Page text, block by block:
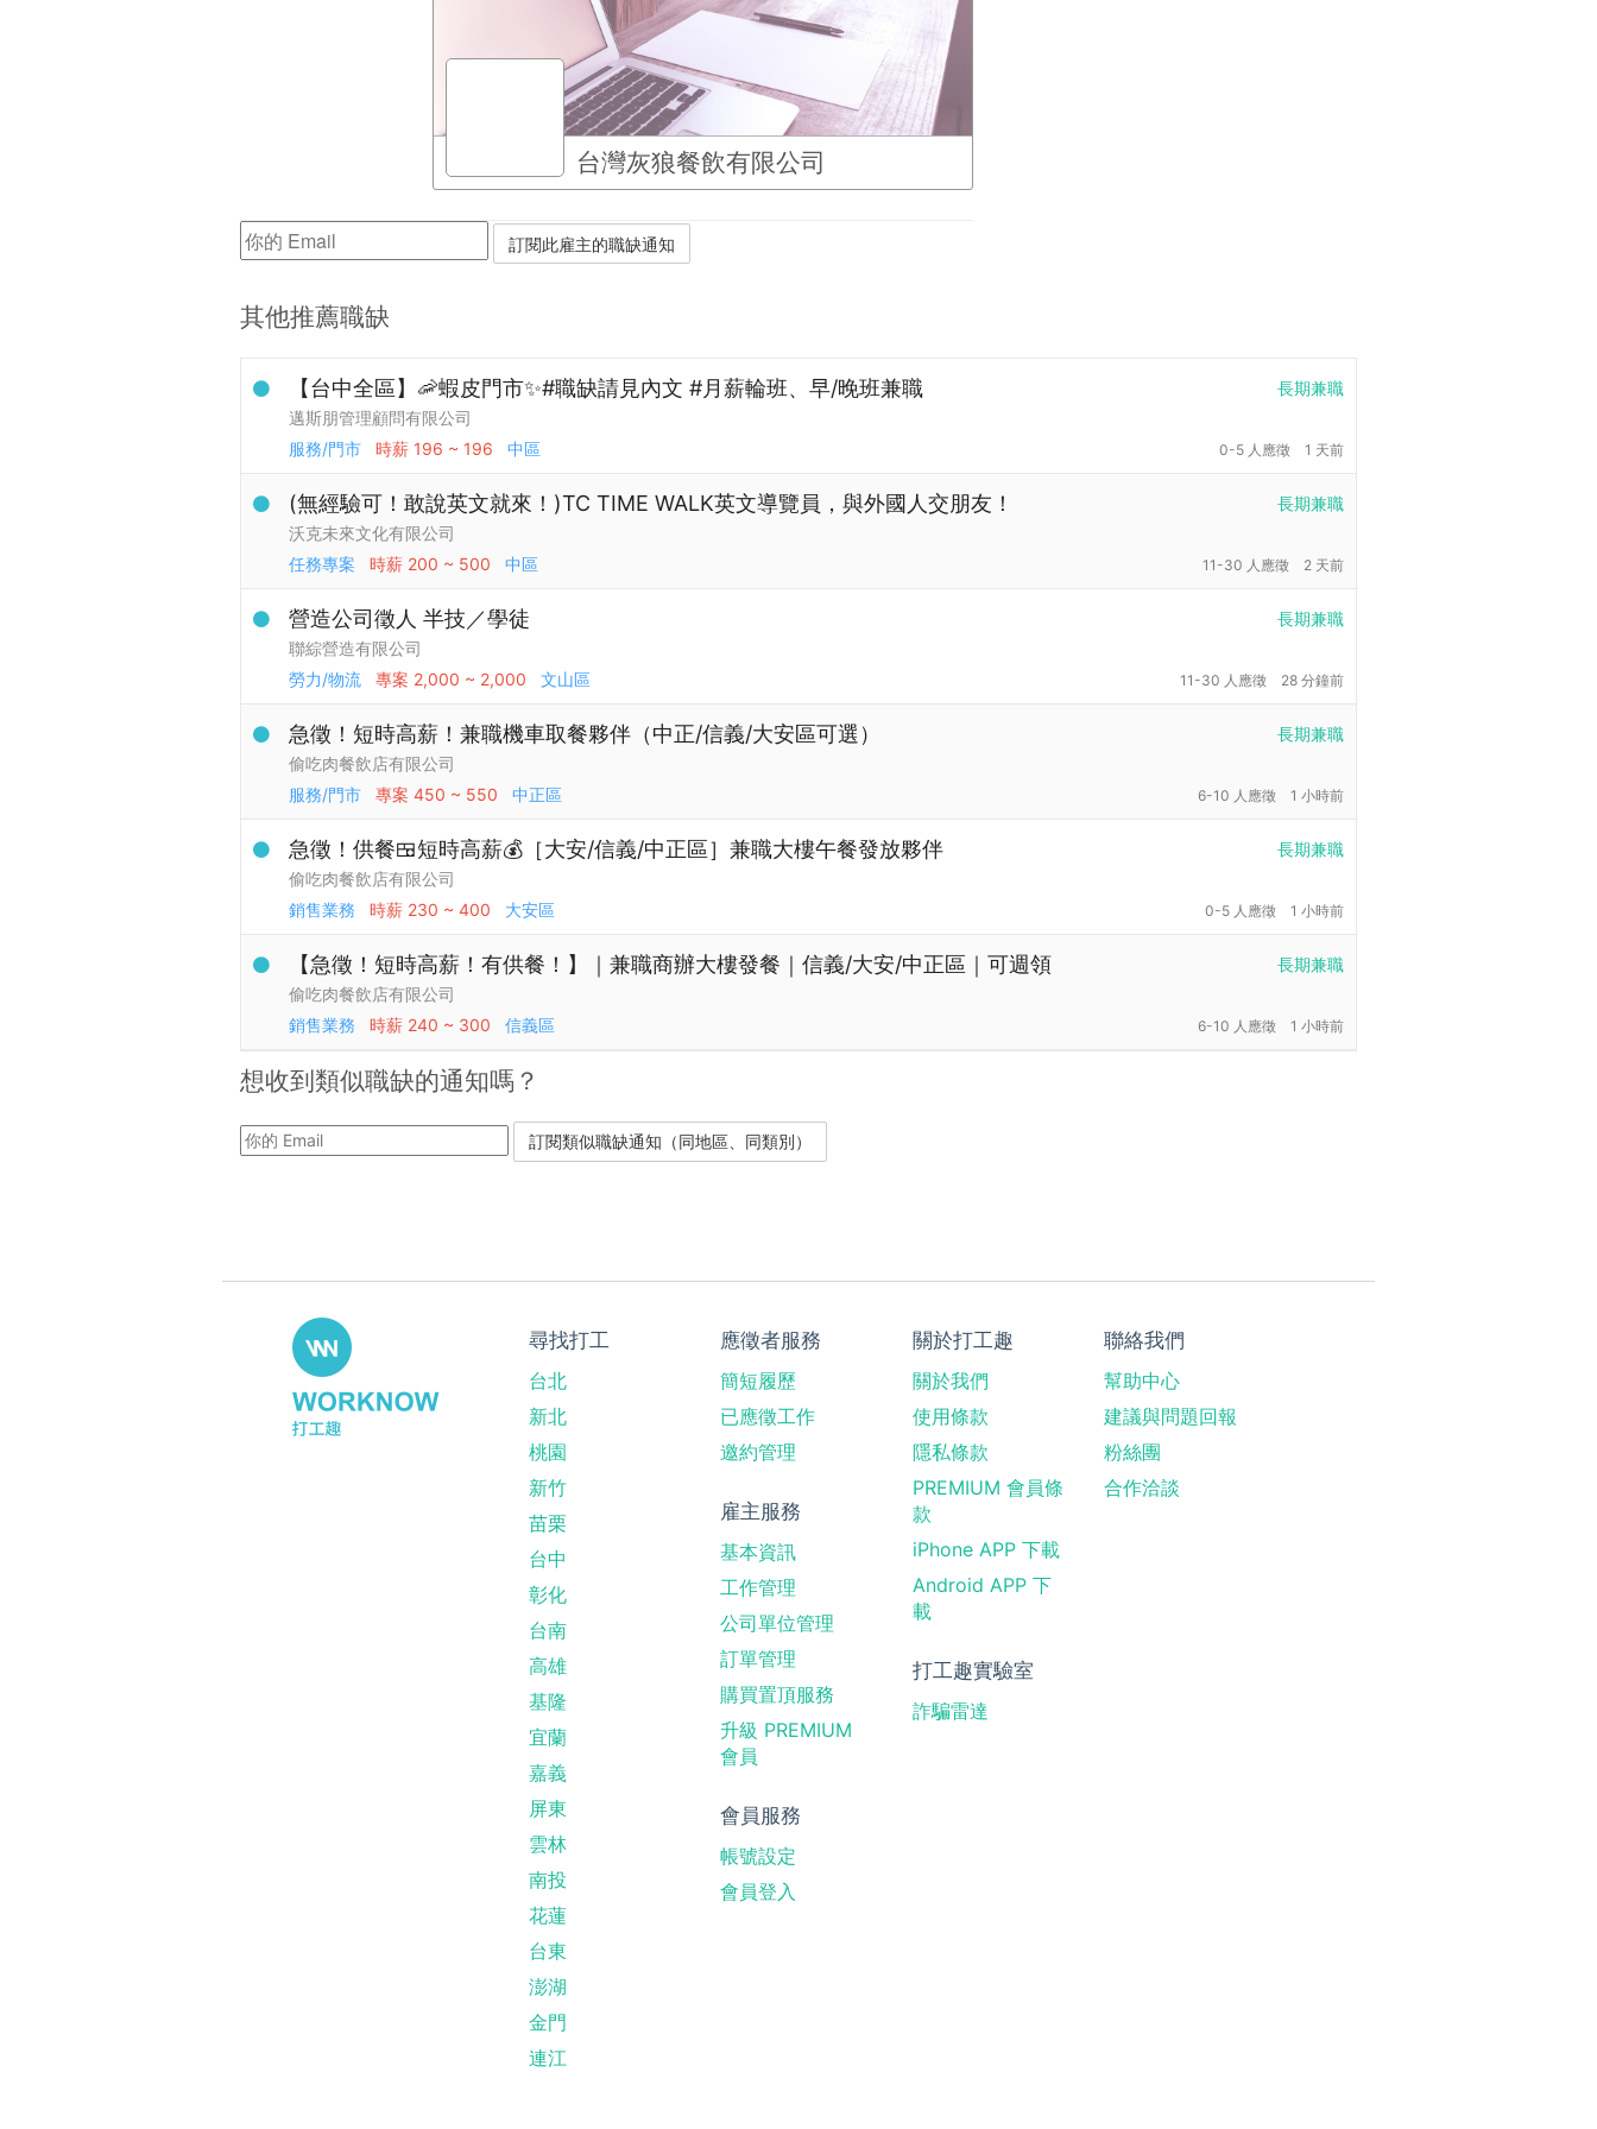
台灣灰狼餐飲有限公司
其他推薦職缺
長期兼職
【台中全區】🦐蝦皮門市✨#職缺請見內文 #月薪輪班、早/晚班兼職
邁斯朋管理顧問有限公司
服務/門市
時薪 196 ~ 196 中區 0-5 人應徵 1 天前
長期兼職
(無經驗可！敢說英文就來！)TC TIME WALK英文導覽員，與外國人交朋友！
沃克未來文化有限公司
任務專案
時薪 200 ~ 500 中區 11-30 人應徵 2 天前
長期兼職
營造公司徵人 半技／學徒
聯綜營造有限公司
勞力/物流
專案 2,000 ~ 2,000 文山區 11-30 人應徵 28 分鐘前
長期兼職
急徵！短時高薪！兼職機車取餐夥伴（中正/信義/大安區可選）
偷吃肉餐飲店有限公司
服務/門市
專案 450 ~ 550 中正區 6-10 人應徵 1 小時前
長期兼職
急徵！供餐🍱短時高薪💰［大安/信義/中正區］兼職大樓午餐發放夥伴
偷吃肉餐飲店有限公司
銷售業務
時薪 230 ~ 400 大安區 0-5 人應徵 1 小時前
長期兼職
【急徵！短時高薪！有供餐！】｜兼職商辦大樓發餐｜信義/大安/中正區｜可週領
偷吃肉餐飲店有限公司
銷售業務
時薪 240 ~ 300 信義區 6-10 人應徵 1 小時前
想收到類似職缺的通知嗎？
尋找打工
台北
新北
桃園
新竹
苗栗
台中
彰化
台南
高雄
基隆
宜蘭
嘉義
屏東
雲林
南投
花蓮
台東
澎湖
金門
連江
應徵者服務
簡短履歷
已應徵工作
邀約管理
雇主服務
基本資訊
工作管理
公司單位管理
訂單管理
購買置頂服務
升級 PREMIUM
會員
會員服務
帳號設定
會員登入
關於打工趣
關於我們
使用條款
隱私條款
PREMIUM 會員條
款
iPhone APP 下載
Android APP 下
載
打工趣實驗室
詐騙雷達
聯絡我們
幫助中心
建議與問題回報
粉絲團
合作洽談